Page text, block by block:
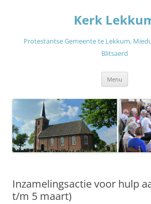
Kerk
Protestantse Gemeente te Lekkum,
Blitsaerd
Menu
Inzamelingsactie voor hulp
t/m 5 maart)